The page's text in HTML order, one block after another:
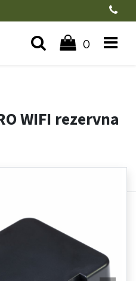
0
WIFI rezervna